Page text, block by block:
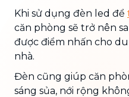
Khi sử dụng đèn led để
căn phòng sẽ trở nên
được điểm nhấn cho
nhà.
Đèn cũng giúp căn
sáng sủa, nới rộng